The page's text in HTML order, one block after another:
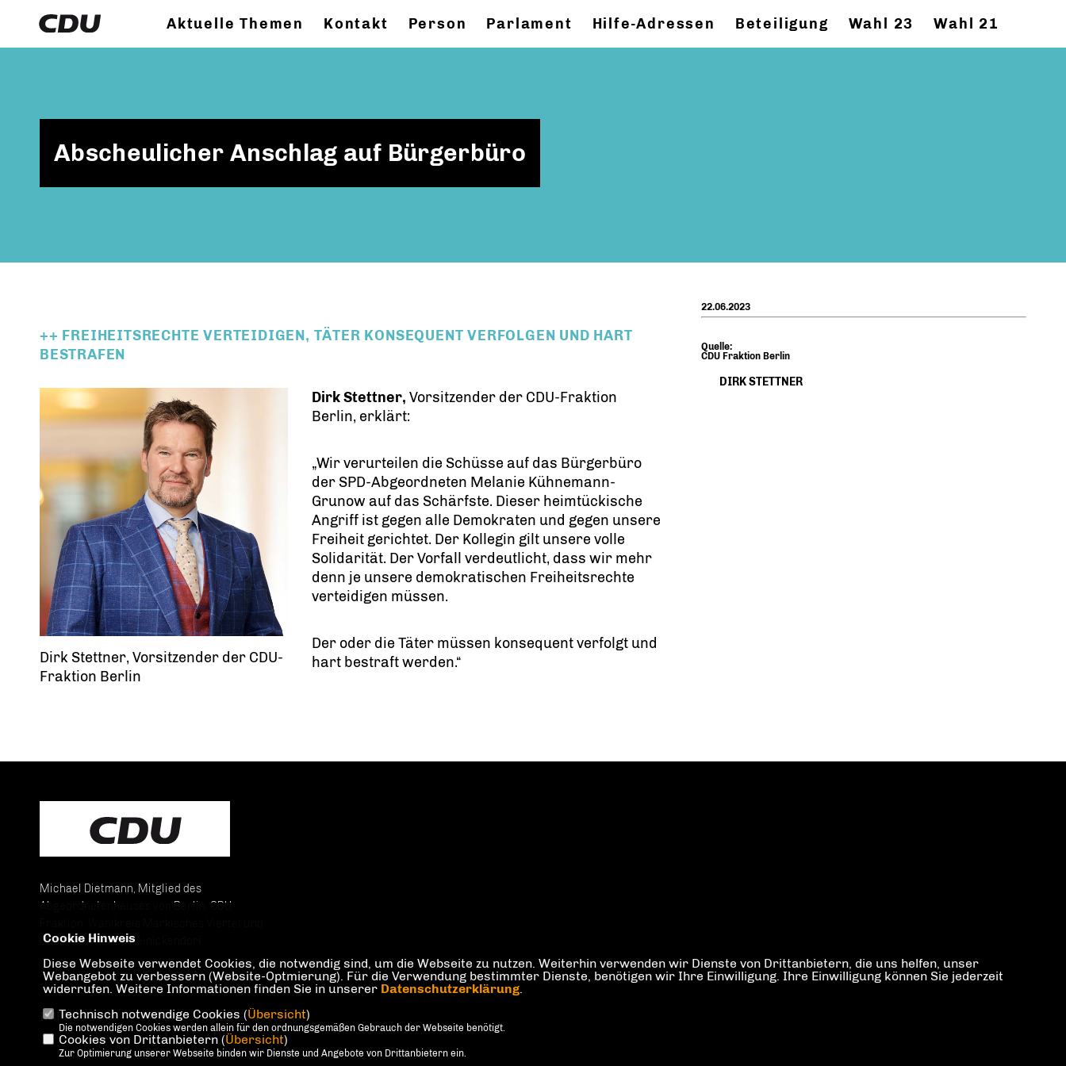
Aktuelle Themen Kontakt Person Parlament Hilfe-Adressen Beteiligung Wahl 23 Wahl 21
Abscheulicher Anschlag auf Bürgerbüro
++ FREIHEITSRECHTE VERTEIDIGEN, TÄTER KONSEQUENT VERFOLGEN UND HART
BESTRAFEN
Dirk Stettner, Vorsitzender der CDU-
Fraktion Berlin
Dirk Stettner, Vorsitzender der CDU-Fraktion
Berlin, erklärt:
Wir verurteilen die Schüsse auf das Bürgerbüro
der SPD-Abgeordneten Melanie Kühnemann-
Grunow auf das Schärfste. Dieser heimtückische
Angriff ist gegen alle Demokraten und gegen unsere
Freiheit gerichtet. Der Kollegin gilt unsere volle
Solidarität. Der Vorfall verdeutlicht, dass wir mehr
denn je unsere demokratischen Freiheitsrechte
verteidigen müssen.
Der oder die Täter müssen konsequent verfolgt und
hart bestraft werden.“
22.06.2023
Quelle:
CDU Fraktion Berlin
DIRK STETTNER
Michael Dietmann, Mitglied des
Abgeordnetenhauses von Berlin, CDU-
Lübars im Bezirk Reinickendorf.
IMPRESSUM DATENSCHUTZ KONTAKT
Cookie Hinweis
Diese Webseite verwendet Cookies, die notwendig sind, um die Webseite zu nutzen. Weiterhin verwenden wir Dienste von Drittanbietern, die uns helfen, unser
Webangebot zu verbessern (Website-Optmierung). Für die Verwendung bestimmter Dienste, benötigen wir Ihre Einwilligung. Ihre Einwilligung können Sie jederzeit
widerrufen. Weitere Informationen finden Sie in unserer Datenschutzerklärung.
Technisch notwendige Cookies (Übersicht)
Die notwendigen Cookies werden allein für den ordnungsgemäßen Gebrauch der Webseite benötigt.
Cookies von Drittanbietern (Übersicht)
Zur Optimierung unserer Webseite binden wir Dienste und Angebote von Drittanbietern ein.